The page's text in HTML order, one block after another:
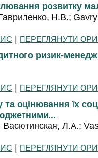
розвитку
Н.В.;
| ПЕРЕГЛЯНУТИ
ризик-
| ПЕРЕГЛЯНУТИ
оцінювання їх
Л.А.;
| ПЕРЕГЛЯНУТИ